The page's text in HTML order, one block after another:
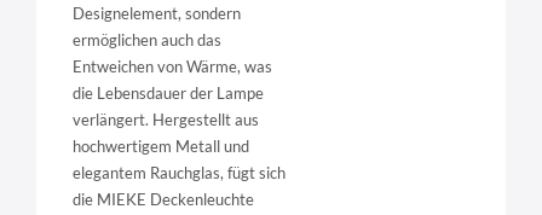
Designelement, sondern
ermöglichen auch das
Entweichen von Wärme, was
die Lebensdauer der Lampe
verlängert. Hergestellt aus
hochwertigem Metall und
elegantem Rauchglas, fügt sich
die MIEKE Deckenleuchte